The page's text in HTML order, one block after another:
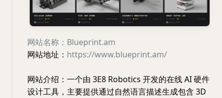
网站名称：Blueprint.am
网站地址： https://www.blueprint.am/
网站介绍：一个由 3E8 Robotics 开发的在线 AI 硬件
设计工具，主要提供通过自然语言描述生成包含 3D